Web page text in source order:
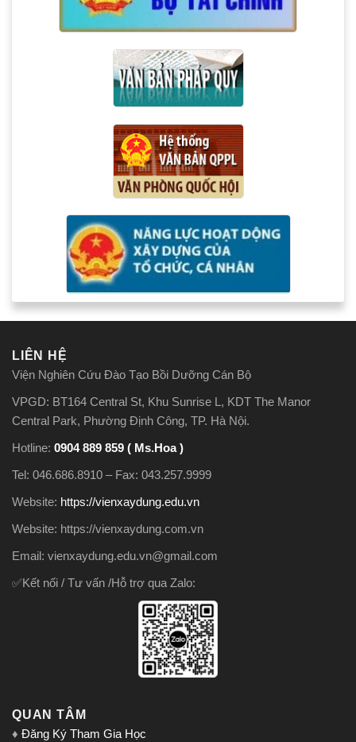
LIÊN HỆ
Viện Nghiên Cứu Đào Tạo Bồi Dưỡng Cán Bộ
VPGD: BT164 Central St, Khu Sunrise L, KDT The Manor
Central Park, Phường Định Công, TP. Hà Nội.
Hotline: 0904 889 859 ( Ms.Hoa )
Tel: 046.686.8910 – Fax: 043.257.9999
Website: https://vienxaydung.edu.vn
Website: https://vienxaydung.com.vn
Email: vienxaydung.edu.vn@gmail.com
✅Kết nối / Tư vấn /Hỗ trợ qua Zalo:
QUAN TÂM
♦ Đăng Ký Tham Gia Học